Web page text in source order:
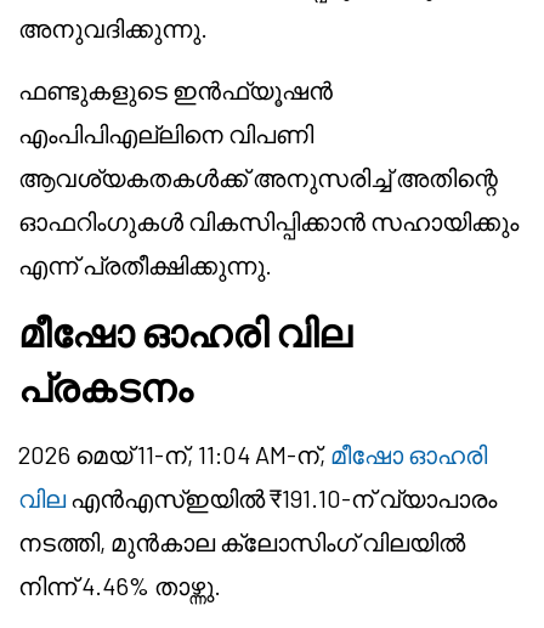
അനുവദിക്കുന്നു.
ഫണ്ടുകളുടെ ഇൻഫ്യൂഷൻ
എംപിപിഎല്ലിനെ വിപണി
ആവശ്യകതകൾക്ക് അനുസരിച്ച് അതിന്റെ
ഓഫറിംഗുകൾ വികസിപ്പിക്കാൻ സഹായിക്കും
എന്ന് പ്രതീക്ഷിക്കുന്നു.
മീഷോഓഹരി വില
പ്രകടനം
2026 മെയ് 11-ന്, 11:04 AM-ന്, മീഷോ ഓഹരി
വിലഎൻഎസ്ഇയിൽ ₹191.10-ന് വ്യാപാരം
നടത്തി, മുൻകാല ക്ലോസിംഗ് വിലയിൽ
നിന്ന് 4.46% താഴ്ന്നു.